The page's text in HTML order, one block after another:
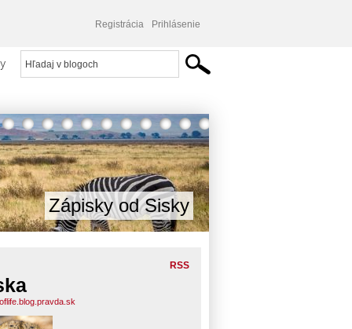
Registrácia Prihlásenie
Zápisky od Sisky
RSS